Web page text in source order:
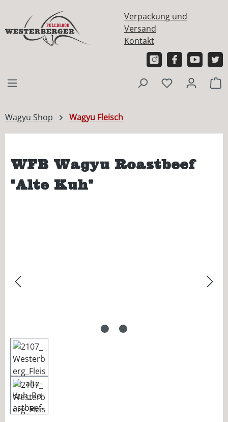
Verpackung und
Versand
Kontakt
Wagyu Shop Wagyu Fleisch
WFB Wagyu Roastbeef
"Alte Kuh"